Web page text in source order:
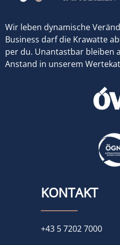
Wir leben dynamische
Business darf die Krawatte
per du. Unantastbar bleiben
Anstand in unserem
KONTAKT
+43 5 7202 7000